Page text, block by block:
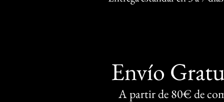
Envío
A partir de 80€ de